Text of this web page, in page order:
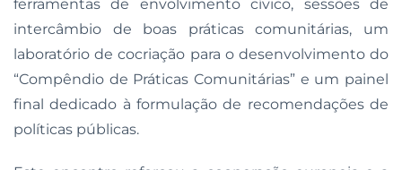
ferramentas de envolvimento cívico, sessões de
intercâmbio de boas práticas comunitárias, um
laboratório de cocriação para o desenvolvimento do
“Compêndio de Práticas Comunitárias” e um painel
final dedicado à formulação de recomendações de
políticas públicas.